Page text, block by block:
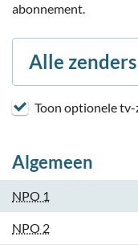
abonnement.
Alle zenders
Toon optionele tv-
Algemeen
NPO 1
NPO 2